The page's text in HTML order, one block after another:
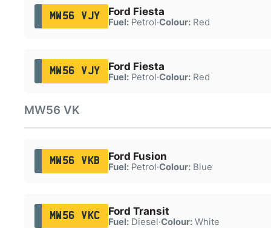
MW56 VJY Ford Fiesta
Fuel:Petrol·Colour:Red
MW56 VJY Ford Fiesta
Fuel:Petrol·Colour:Red
MW56 VK
MW56 VKB Ford Fusion
Fuel:Petrol·Colour:Blue
MW56 VKC Ford Transit
Fuel:Diesel·Colour:White